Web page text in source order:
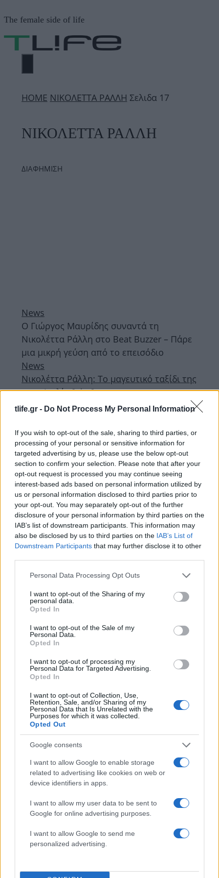
tlife.gr - Do Not Process My Personal Information
If you wish to opt-out of the sale, sharing to third parties, or
processing of your personal or sensitive information for
targeted advertising by us, please use the below opt-out
section to confirm your selection. Please note that after your
opt-out request is processed you may continue seeing
interest-based ads based on personal information utilized by
us or personal information disclosed to third parties prior to
your opt-out. You may separately opt-out of the further
disclosure of your personal information by third parties on the
IAB’s list of downstream participants. This information may
also be disclosed by us to third parties on the IAB’s List of
Downstream Participants that may further disclose it to other
Please note that this website/app uses one or more Google
not limited to your visit or usage behaviour. You may click to
grant or deny consent to Google and its third-party tags to
use your data for below specified purposes in below Google
consent section.
Personal Data Processing Opt Outs
I want to opt-out of the Sharing of my
personal data.
Opted In
I want to opt-out of the Sale of my
Personal Data.
Opted In
I want to opt-out of processing my
Personal Data for Targeted Advertising.
Opted In
I want to opt-out of Collection, Use,
Retention, Sale, and/or Sharing of my
Personal Data that Is Unrelated with the
Purposes for which it was collected.
Opted Out
Google consents
I want to allow Google to enable storage
related to advertising like cookies on web or
device identifiers in apps.
I want to allow my user data to be sent to
Google for online advertising purposes.
I want to allow Google to send me
personalized advertising.
σε
περιεχόμενο
The female side of life
ΜΕΝΟΎ
ΗΟΜΕ ΝΙΚΟΛΕΤΤΑ ΡΑΛΛΗ Σελιδα 17
ΝΙΚΟΛΕΤΤΑ ΡΑΛΛΗ
ΔΙΑΦΗΜΙΣΗ
News
Ο Γιώργος Μαυρίδης συναντά τη
Νικολέττα Ράλλη στο Beat Buzzer – Πάρε
μια μικρή γεύση από το επεισόδιο
News
Νικολέττα Ράλλη: Το μαγευτικό ταξίδι της
στην Ιταλία [pics]
26.10.2018
Γιώργος Μαυρίδης: Τα τρυφερά φιλιά με
την Νικολέττα Ράλλη! Η πρώτη κοινή
φωτογραφία του ζευγαριού
03.10.2018
News
Νικολέττα Ράλλη: Ταξίδι στη
Θεσσαλονίκη για να στηρίξει τον
σύντροφό της, Γιώργο Μαυρίδη
22.09.2018
Media
“Καλοκαίρι Μαζί”: Μία χαρούμενη ή μία…
χαζοχαρούμενη εκπομπή;
03.07.2018byΝανσυ Νικολαϊδου
Media
¨Καλοκαίρι Μαζί”: Η επίσημη ανακοίνωση
του ΑΝΤ1…
“Ολα Καλά”: Αυτή είναι η νέα
αποχώρηση της Νικολέττας Ράλλη!
29.09.2017